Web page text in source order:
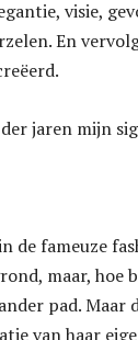
visie,
En
jaren mijn
de fameuze
maar, hoe
pad. Maar
van haar